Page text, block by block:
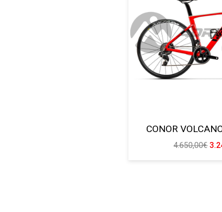
CONOR
4.650,00€El